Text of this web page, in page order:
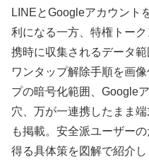
LINEとGoogleアカウント
利になる一方、特権トー
携時に収集されるデータ
ワンタップ解除手順を画
プの暗号化範囲、Google
穴、万が一連携したまま
も掲載。安全派ユーザー
得る具体策を図解で紹介